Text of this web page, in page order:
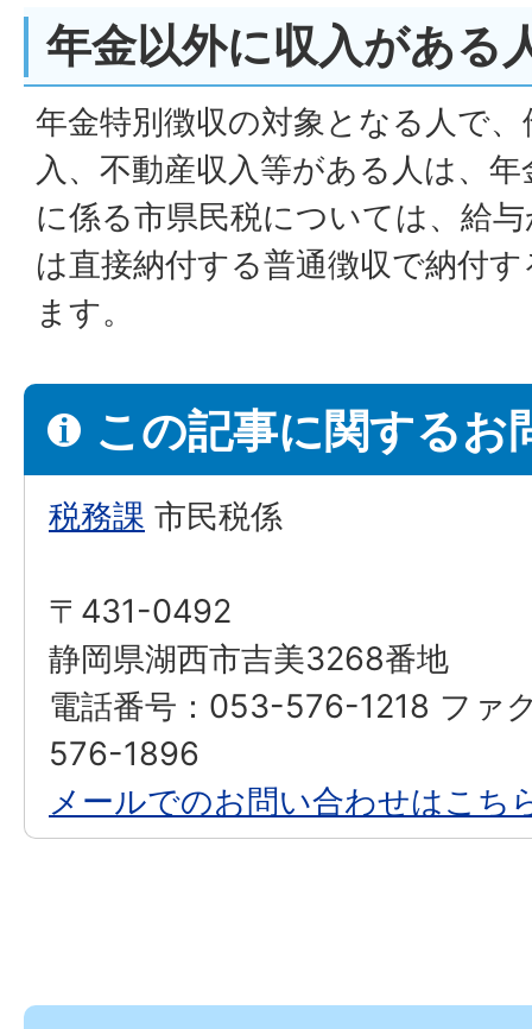
年金以外に収入がある
年金特別徴収の対象となる人で
入、不動産収入等がある人は、
に係る市県民税については、給
は直接納付する普通徴収で納付
ます。
この記事に関するお
税務課 市民税係
〒431-0492
静岡県湖西市吉美3268番地
電話番号：053-576-1218 ファ
576-1896
メールでのお問い合わせはこち